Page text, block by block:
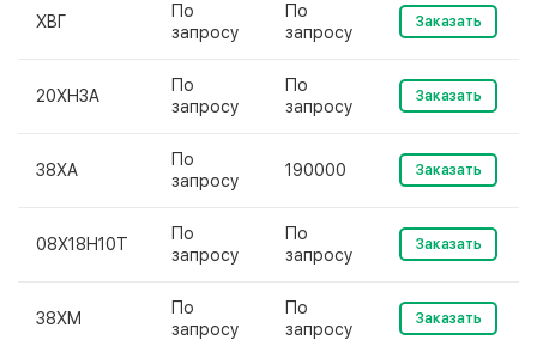
ХВГ
По
запросу
По
запросу
Заказать
20ХН3А
По
запросу
По
запросу
Заказать
38ХА
По
запросу
190000 Заказать
08Х18Н10Т
По
запросу
По
запросу
Заказать
38ХМ
По
запросу
По
запросу
Заказать